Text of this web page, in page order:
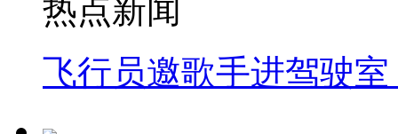
热点新闻
飞行员邀歌手进驾驶